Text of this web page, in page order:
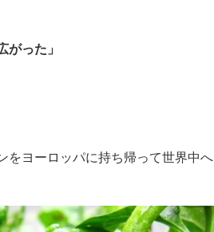
がった」
をヨーロッパに持ち帰って世界中へ